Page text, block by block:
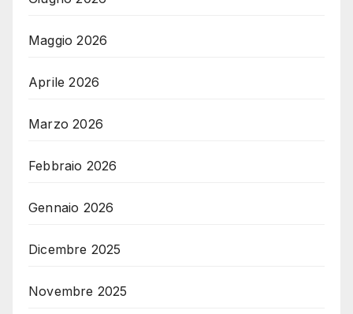
Maggio 2026
Aprile 2026
Marzo 2026
Febbraio 2026
Gennaio 2026
Dicembre 2025
Novembre 2025